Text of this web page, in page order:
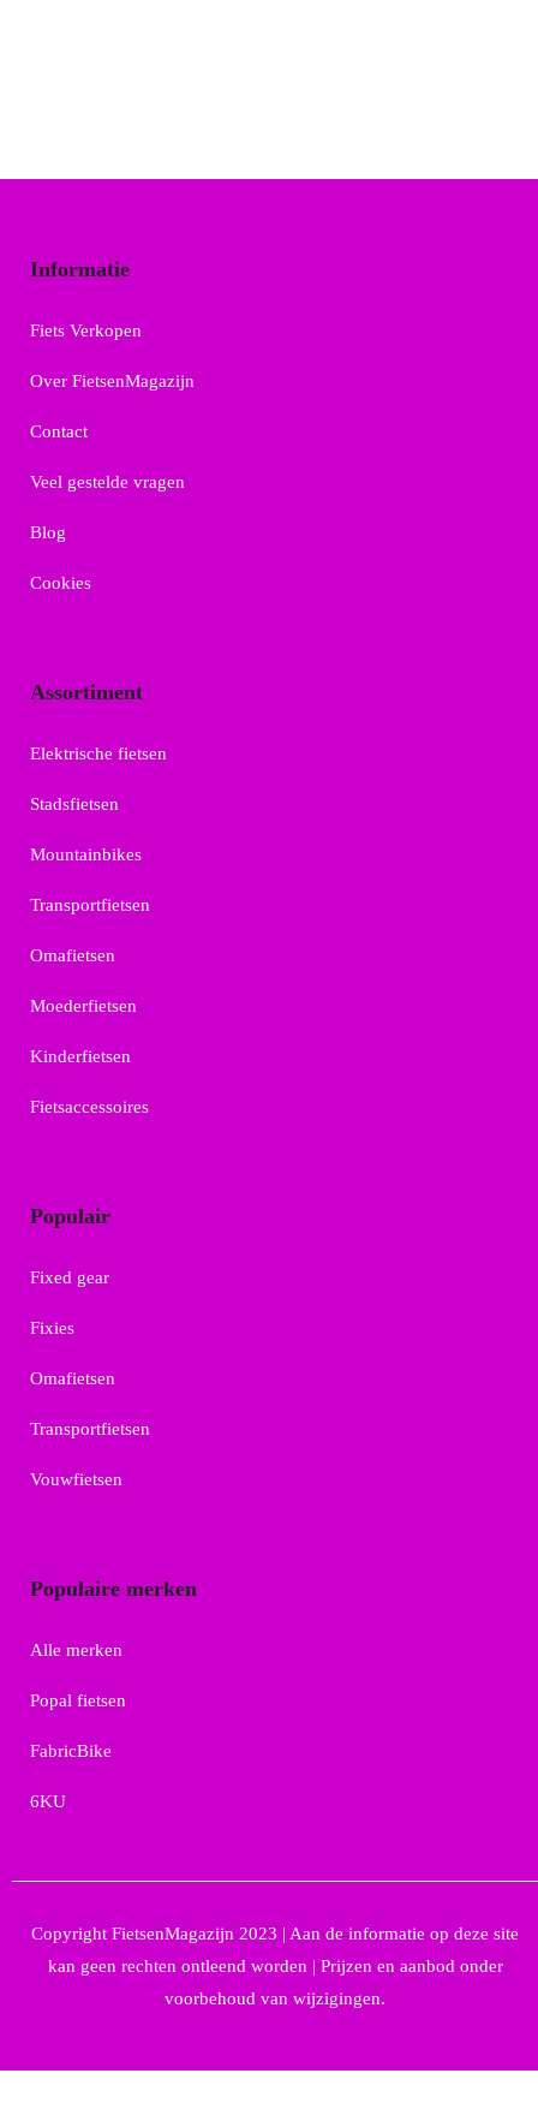
Informatie
Fiets Verkopen
Over FietsenMagazijn
Contact
Veel gestelde vragen
Blog
Cookies
Assortiment
Elektrische fietsen
Stadsfietsen
Mountainbikes
Transportfietsen
Omafietsen
Moederfietsen
Kinderfietsen
Fietsaccessoires
Populair
Fixed gear
Fixies
Omafietsen
Transportfietsen
Vouwfietsen
Populaire merken
Alle merken
Popal fietsen
FabricBike
6KU
Copyright FietsenMagazijn 2023 | Aan de informatie op deze site
kan geen rechten ontleend worden | Prijzen en aanbod onder
voorbehoud van wijzigingen.